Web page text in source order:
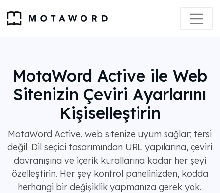
MotaWord Active ile Web
Sitenizin Çeviri Ayarlarını
Kişiselleştirin
MotaWord Active, web sitenize uyum sağlar; tersi
değil. Dil seçici tasarımından URL yapılarına, çeviri
davranışına ve içerik kurallarına kadar her şeyi
özelleştirin. Her şey kontrol panelinizden, kodda
herhangi bir değişiklik yapmanıza gerek yok.